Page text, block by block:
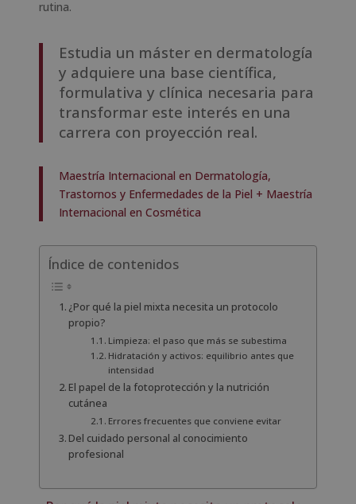
rutina.
Estudia un máster en dermatología
y adquiere una base científica,
formulativa y clínica necesaria para
transformar este interés en una
carrera con proyección real.
Maestría Internacional en Dermatología,
Trastornos y Enfermedades de la Piel + Maestría
Internacional en Cosmética
Índice de contenidos
¿Por qué la piel mixta necesita un protocolo
propio?
Limpieza: el paso que más se subestima
Hidratación y activos: equilibrio antes que
intensidad
El papel de la fotoprotección y la nutrición
cutánea
Errores frecuentes que conviene evitar
Del cuidado personal al conocimiento
profesional